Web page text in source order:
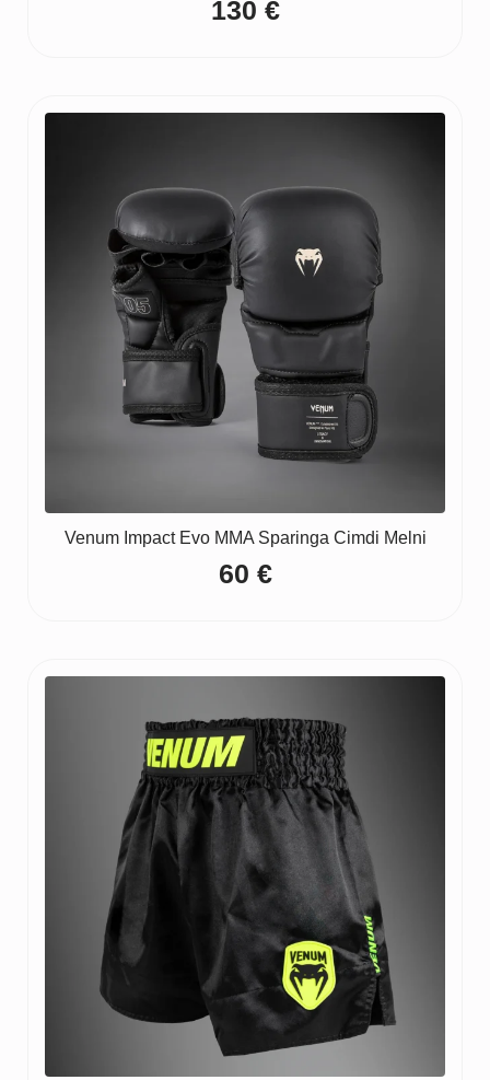
130 €
Venum Impact Evo MMA Sparinga Cimdi Melni
60 €